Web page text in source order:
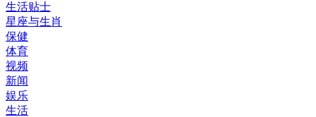
生活贴士
星座与生肖
保健
体育
视频
新闻
娱乐
生活